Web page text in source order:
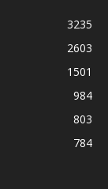
3235
2603
1501
984
803
784